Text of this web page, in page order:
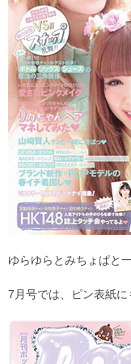
ゆらゆらとみちょぱと
7月号では、ピン表紙